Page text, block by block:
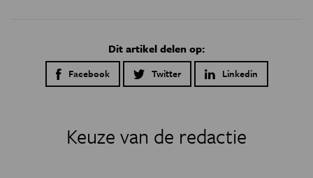
Dit artikel delen op:
Facebook Twitter Linkedin
Keuze van de redactie